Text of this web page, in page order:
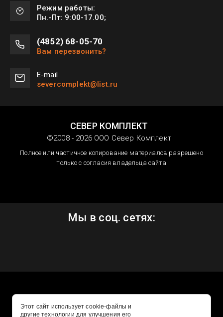
Режим работы:
Пн.-Пт: 9:00-17.00;
(4852) 68-05-70
Вам перезвонить?
Е-mail
severcomplekt@list.ru
СЕВЕР КОМПЛЕКТ
©2008 - 2026 ООО Север Комплект
Полное или частичное копирование материалов разрешено
только с согласия владельца сайта
Мы в соц. сетях:
Этот сайт использует cookie-файлы и
другие технологии для улучшения его